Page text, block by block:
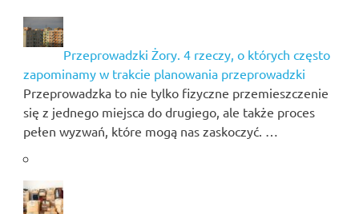
Przeprowadzki Żory. 4 rzeczy, o których często
zapominamy w trakcie planowania przeprowadzki
Przeprowadzka to nie tylko fizyczne przemieszczenie
się z jednego miejsca do drugiego, ale także proces
pełen wyzwań, które mogą nas zaskoczyć. …